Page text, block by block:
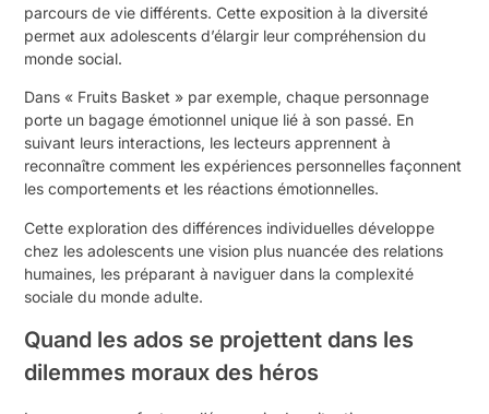
parcours de vie différents. Cette exposition à la diversité
permet aux adolescents d’élargir leur compréhension du
monde social.
Dans « Fruits Basket » par exemple, chaque personnage
porte un bagage émotionnel unique lié à son passé. En
suivant leurs interactions, les lecteurs apprennent à
reconnaître comment les expériences personnelles façonnent
les comportements et les réactions émotionnelles.
Cette exploration des différences individuelles développe
chez les adolescents une vision plus nuancée des relations
humaines, les préparant à naviguer dans la complexité
sociale du monde adulte.
Quand les ados se projettent dans les
dilemmes moraux des héros